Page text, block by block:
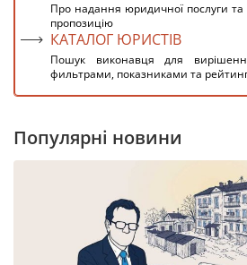
Про надання юридичної послуги
пропозицію
КАТАЛОГ ЮРИСТІВ
Пошук виконавця для
фильтрами, показниками та
Популярні новини